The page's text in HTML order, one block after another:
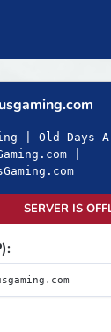
| Old Days
|
SERVER IS